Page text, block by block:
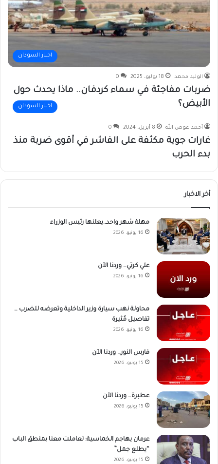
اخبار السودان
الوليد محمد 18 يوليو، 2025 0
ضربات مفاجئة في سماء كردفان.. ماذا يحدث حول
الأبيض؟
اخبار السودان
أحمد عوض الله 8 أبريل، 2024 0
غارات جوية مكثفة على الفاشر في أقوى ضربة منذ
بدء الحرب
أخر الاخبار
مهلة شهر واحد..يعلنها رئيس الوزراء
16 يونيو، 2026
علي كرتي… وردنا الآن
16 يونيو، 2026
محاولة نهب سيارة وزير الداخلية وتعرضه للضرب …
تفاصيل مُثيرة
16 يونيو، 2026
فارس النور… وردنا الآن
15 يونيو، 2026
عطبرة… وردنا الآن
15 يونيو، 2026
عرمان يهاجم الخماسية: تعاملت معنا بمنطق الباب
“يطلع جمل”
15 يونيو، 2026